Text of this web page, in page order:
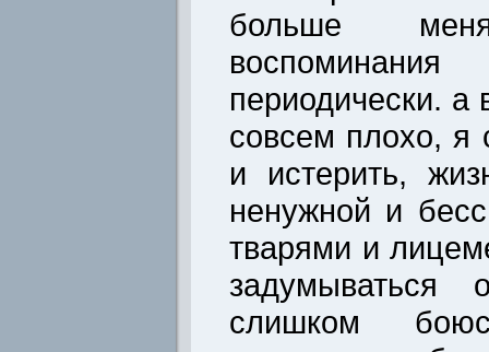
больше
периодически. а
совсем плохо, я
и истерить,
ненужной и
тварями и
слишком